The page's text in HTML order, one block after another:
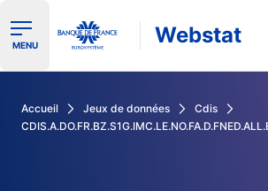
Ouvrir le menu de navigation
MENU Webstat
Accueil Jeux de données
Cdis